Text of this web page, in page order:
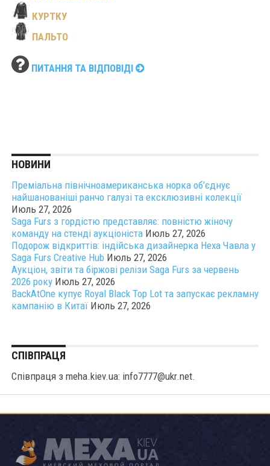
КУРТКУ
ПАЛЬТО
ПИТАННЯ ТА ВІДПОВІДІ
НОВИНИ
Преміальна північноамериканська норка об’єднує
найшанованіші ранчо галузі та ексклюзивні колекції
Июль 27, 2026
Saga Furs з гордістю представляє: повністю жіночу
команду на стенді аукціоніста Июль 27, 2026
Подорож відкриттів: індійська дизайнерка Неха Чавла у
Saga Furs Creative Hub Июль 27, 2026
Аукціон, звіти та біржові релізи Saga Furs за червень
2026 року Июль 27, 2026
BackAtOne купує Royal Black Top Lot та запускає рекламну
кампанію в Китаї Июль 27, 2026
СПІВПРАЦЯ
Співпраця з meha.kiev.ua: info7777@ukr.net.